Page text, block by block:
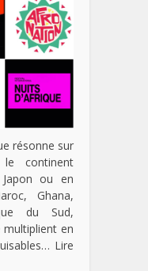
résonne sur
continent
ou en
Ghana,
du Sud,
en
Lire